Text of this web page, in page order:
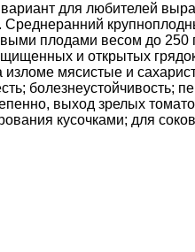
для любителей
Среднеранний
плодами весом до
и открытых
мясистые и
болезнеустойчивость;
выход зрелых
кусочками; для соков